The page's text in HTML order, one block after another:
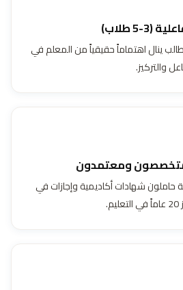
5 طلاب)
ينال اهتماماً حقيقياً من المعلم في
والتركيز.
ومعتمدون
حاملون شهادات أكاديمية وإجازات في